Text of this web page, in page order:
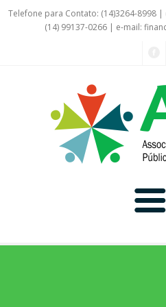
Telefone para Contato: (14)3264-8998
(14) 99137-0266 | e-mail:
Convênio